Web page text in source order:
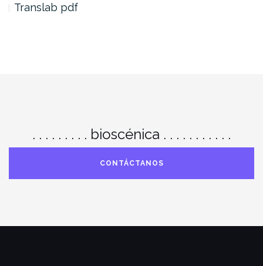
Translab pdf
. . . . . . . . . bioscénica . . . . . . . . . . .
CONTÁCTANOS